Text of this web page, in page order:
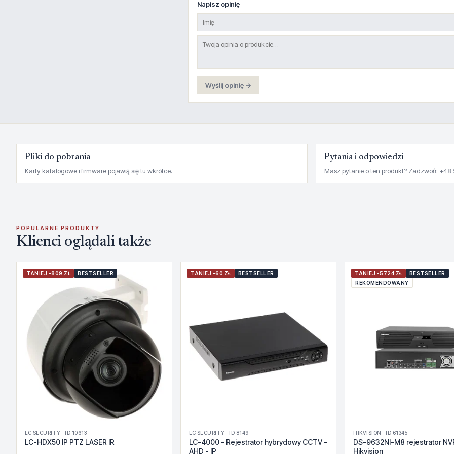
Napisz opinię
Wyślij opinię →
Pliki do pobrania
Karty katalogowe i firmware pojawią się tu wkrótce.
Pytania i odpowiedzi
Masz pytanie o ten produkt? Zadzwoń: +48
POPULARNE PRODUKTY
Klienci oglądali także
TANIEJ -809 ZŁ BESTSELLER
LC SECURITY · ID 10613
LC-HDX50 IP PTZ LASER IR
TANIEJ -60 ZŁ BESTSELLER
LC SECURITY · ID 8149
LC-4000 - Rejestrator hybrydowy CCTV -
AHD - IP
TANIEJ -5724 ZŁ
BESTSELLER
REKOMENDOWANY
HIKVISION · ID 61345
DS-9632NI-M8 rejestrator
Hikvision